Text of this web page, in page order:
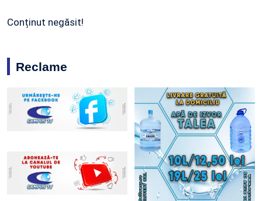
Conținut negăsit!
Reclame